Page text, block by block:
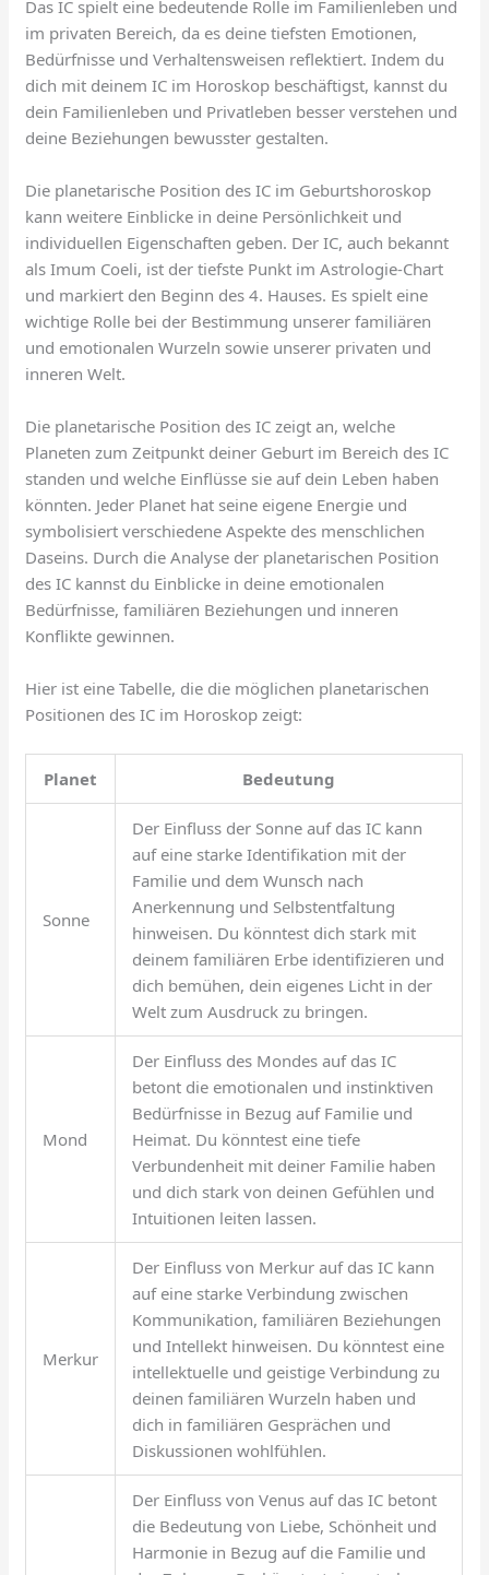
Das IC spielt eine bedeutende Rolle im Familienleben und
im privaten Bereich, da es deine tiefsten Emotionen,
Bedürfnisse und Verhaltensweisen reflektiert. Indem du
dich mit deinem IC im Horoskop beschäftigst, kannst du
dein Familienleben und Privatleben besser verstehen und
deine Beziehungen bewusster gestalten.
Die planetarische Position des IC im Geburtshoroskop
kann weitere Einblicke in deine Persönlichkeit und
individuellen Eigenschaften geben. Der IC, auch bekannt
als Imum Coeli, ist der tiefste Punkt im Astrologie-Chart
und markiert den Beginn des 4. Hauses. Es spielt eine
wichtige Rolle bei der Bestimmung unserer familiären
und emotionalen Wurzeln sowie unserer privaten und
inneren Welt.
Die planetarische Position des IC zeigt an, welche
Planeten zum Zeitpunkt deiner Geburt im Bereich des IC
standen und welche Einflüsse sie auf dein Leben haben
könnten. Jeder Planet hat seine eigene Energie und
symbolisiert verschiedene Aspekte des menschlichen
Daseins. Durch die Analyse der planetarischen Position
des IC kannst du Einblicke in deine emotionalen
Bedürfnisse, familiären Beziehungen und inneren
Konflikte gewinnen.
Hier ist eine Tabelle, die die möglichen planetarischen
Positionen des IC im Horoskop zeigt:
Planet Bedeutung
Sonne
Der Einfluss der Sonne auf das IC kann
auf eine starke Identifikation mit der
Familie und dem Wunsch nach
Anerkennung und Selbstentfaltung
hinweisen. Du könntest dich stark mit
deinem familiären Erbe identifizieren und
dich bemühen, dein eigenes Licht in der
Welt zum Ausdruck zu bringen.
Mond
Der Einfluss des Mondes auf das IC
betont die emotionalen und instinktiven
Bedürfnisse in Bezug auf Familie und
Heimat. Du könntest eine tiefe
Verbundenheit mit deiner Familie haben
und dich stark von deinen Gefühlen und
Intuitionen leiten lassen.
Merkur
Der Einfluss von Merkur auf das IC kann
auf eine starke Verbindung zwischen
Kommunikation, familiären Beziehungen
und Intellekt hinweisen. Du könntest eine
intellektuelle und geistige Verbindung zu
deinen familiären Wurzeln haben und
dich in familiären Gesprächen und
Diskussionen wohlfühlen.
Der Einfluss von Venus auf das IC betont
die Bedeutung von Liebe, Schönheit und
Harmonie in Bezug auf die Familie und